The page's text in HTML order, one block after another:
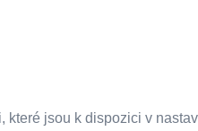
které jsou k dispozici v